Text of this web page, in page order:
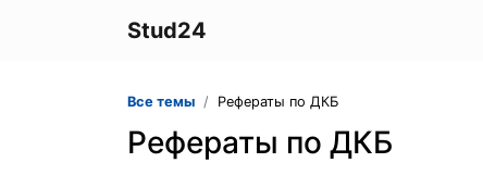
Stud24
Все темы Рефераты по ДКБ
Рефераты по ДКБ